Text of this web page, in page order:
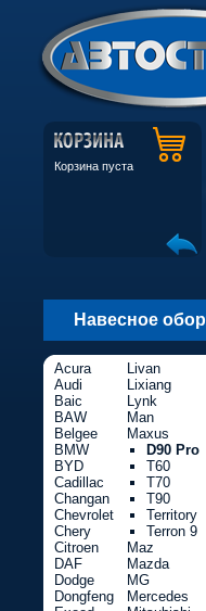
Корзина пуста
Навесное
Acura
Audi
Baic
BAW
Belgee
BMW
BYD
Cadillac
Changan
Chevrolet
Chery
Citroen
DAF
Dodge
Dongfeng
Livan
Lixiang
Lynk
Man
Maxus
D90 Pro
T60
T70
T90
Territory
Terron 9
Maz
Mazda
MG
Mercedes